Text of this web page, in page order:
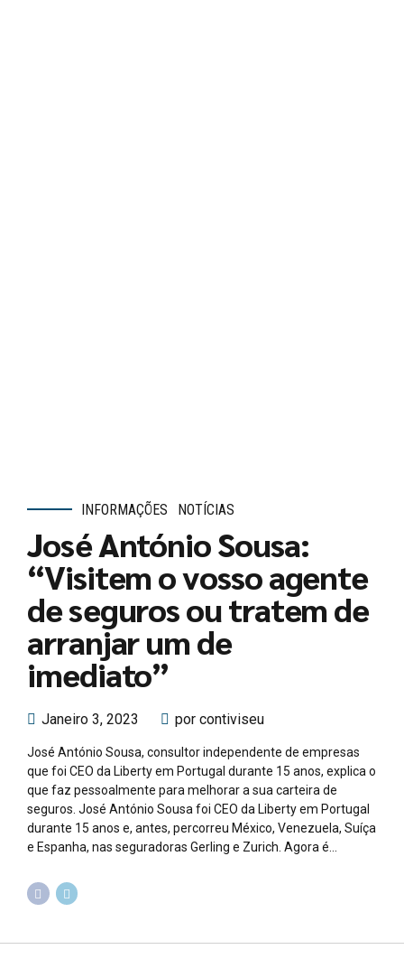
INFORMAÇÕES NOTÍCIAS
José António Sousa:
“Visitem o vosso agente
de seguros ou tratem de
arranjar um de
imediato”
Janeiro 3, 2023 por contiviseu
José António Sousa, consultor independente de empresas
que foi CEO da Liberty em Portugal durante 15 anos, explica o
que faz pessoalmente para melhorar a sua carteira de
seguros. José António Sousa foi CEO da Liberty em Portugal
durante 15 anos e, antes, percorreu México, Venezuela, Suíça
e Espanha, nas seguradoras Gerling e Zurich. Agora é...